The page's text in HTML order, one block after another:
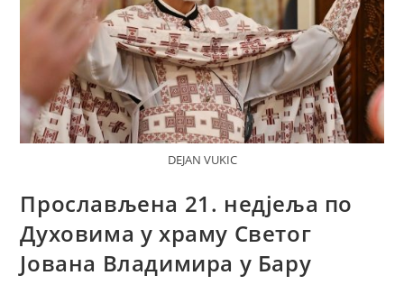
DEJAN VUKIC
Прослављена 21. недјеља по
Духовима у храму Светог
Јована Владимира у Бару